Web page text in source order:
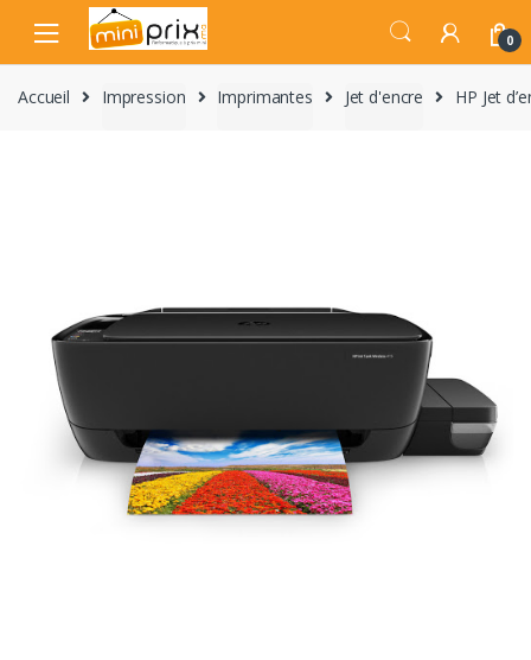
navigation
content
0
Accueil Impression Imprimantes Jet d'encre HP Jet